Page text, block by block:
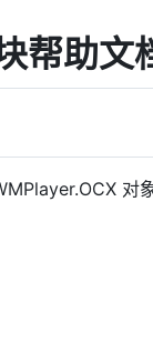
帮助文
对